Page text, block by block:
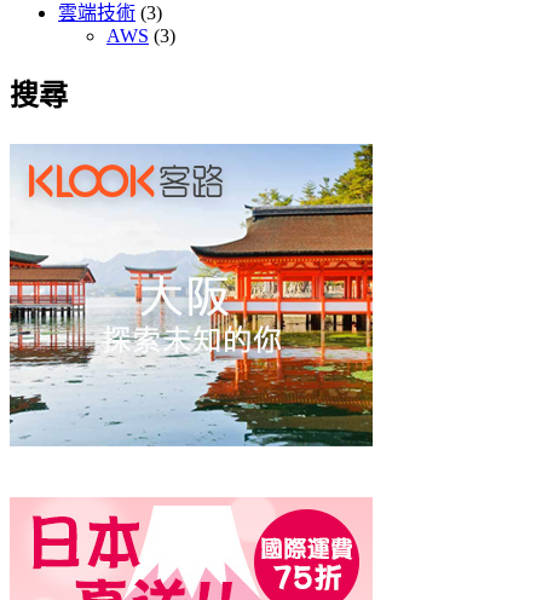
雲端技術 (3)
AWS (3)
搜尋